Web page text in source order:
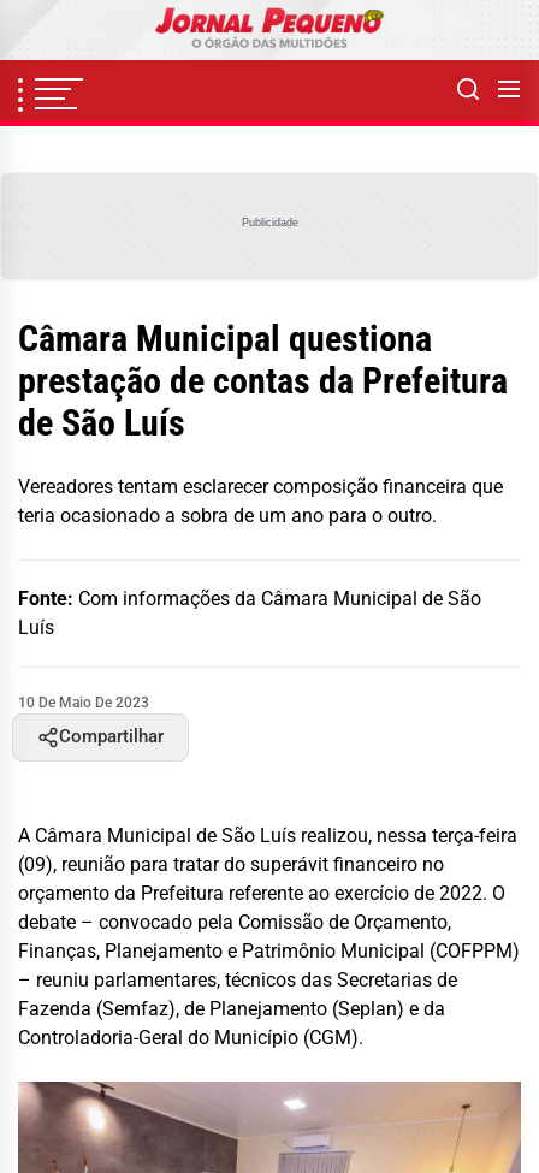
content
Publicidade
Câmara Municipal questiona
prestação de contas da Prefeitura
de São Luís
Vereadores tentam esclarecer composição financeira que
teria ocasionado a sobra de um ano para o outro.
Fonte: Com informações da Câmara Municipal de São
Luís
10 De Maio De 2023
Compartilhar
A Câmara Municipal de São Luís realizou, nessa terça-feira
(09), reunião para tratar do superávit financeiro no
orçamento da Prefeitura referente ao exercício de 2022. O
debate – convocado pela Comissão de Orçamento,
Finanças, Planejamento e Patrimônio Municipal (COFPPM)
– reuniu parlamentares, técnicos das Secretarias de
Fazenda (Semfaz), de Planejamento (Seplan) e da
Controladoria-Geral do Município (CGM).